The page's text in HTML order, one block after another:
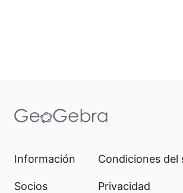
Información
Socios
Condiciones del
Privacidad